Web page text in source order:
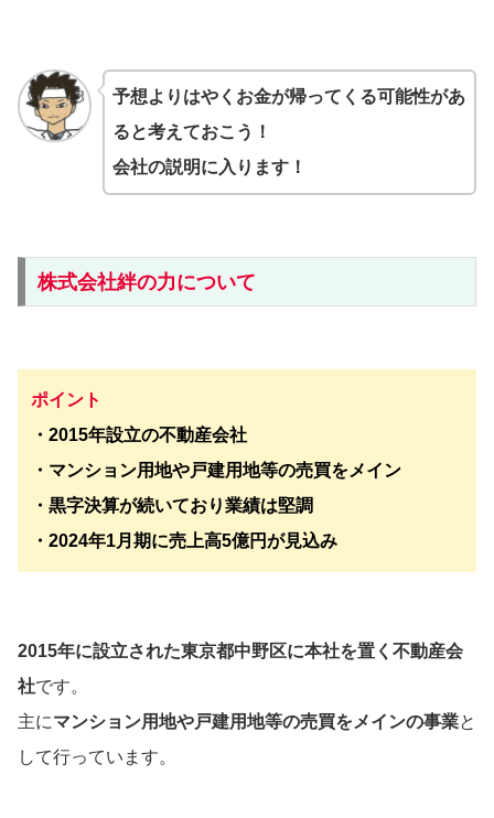
予想よりはやくお金が帰ってくる可能性があ
ると考えておこう！
会社の説明に入ります！
株式会社絆の力について
ポイント
・2015年設立の不動産会社
・マンション用地や戸建用地等の売買をメイン
・黒字決算が続いており業績は堅調
・2024年1月期に売上高5億円が見込み
2015年に設立された東京都中野区に本社を置く不動産会
社です。
主にマンション用地や戸建用地等の売買をメインの事業と
して行っています。